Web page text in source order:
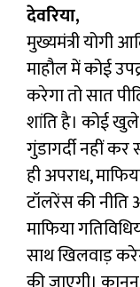
देवरिया,
मुख्यमंत्री योगी
माहौल में कोई
करेगा तो सात
शांति है। कोई
गुंडागर्दी नहीं
ही अपराध,
टॉलरेंस की नीति
माफिया
साथ खिलवाड़